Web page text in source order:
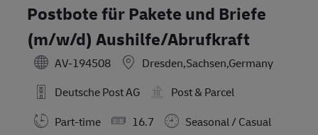
Postbote für Pakete und Briefe
(m/w/d) Aushilfe/Abrufkraft
AV-194508
Dresden,Sachsen,Germany
Deutsche Post AG
Post & Parcel
Part-time
16.7
Seasonal / Casual